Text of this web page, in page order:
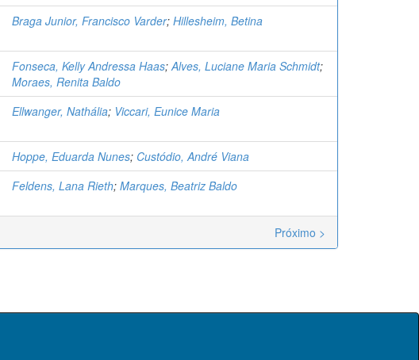
Braga Junior, Francisco Varder; Hillesheim, Betina
Fonseca, Kelly Andressa Haas;Alves, Luciane Maria Schmidt;
Moraes, Renita Baldo
Ellwanger, Nathália; Viccari, Eunice Maria
Hoppe, Eduarda Nunes; Custódio, André Viana
Feldens, Lana Rieth; Marques, Beatriz Baldo
Próximo >